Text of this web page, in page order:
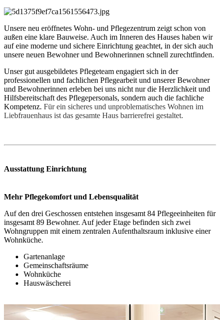
Unsere neu eröffnetes Wohn- und Pflegezentrum zeigt schon von
außen eine klare Bauweise. Auch im Inneren des Hauses haben wir
auf eine moderne und sichere Einrichtung geachtet, in der sich auch
unsere neuen Bewohner und Bewohnerinnen schnell zurechtfinden.
Unser gut ausgebildetes Pflegeteam engagiert sich in der
professionellen und fachlichen Pflegearbeit und unserer Bewohner
und Bewohnerinnen erleben bei uns nicht nur die Herzlichkeit und
Hilfsbereitschaft des Pflegepersonals, sondern auch die fachliche
Kompetenz. Für ein sicheres und unproblematisches Wohnen im
Liebfrauenhaus ist das gesamte Haus barrierefrei gestaltet.
Ausstattung Einrichtung
Mehr Pflegekomfort und Lebensqualität
Auf den drei Geschossen entstehen insgesamt 84 Pflegeeinheiten für
insgesamt 89 Bewohner. Auf jeder Etage befinden sich zwei
Wohngruppen mit einem zentralen Aufenthaltsraum inklusive einer
Wohnküche.
Gartenanlage
Gemeinschaftsräume
Wohnküche
Hauswäscherei